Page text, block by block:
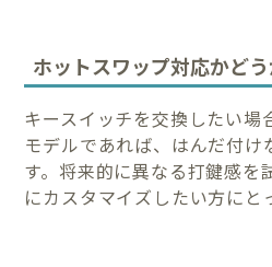
ホットスワップ対応かど
キースイッチを交換したい場
モデルであれば、はんだ付け
す。将来的に異なる打鍵感を
にカスタマイズしたい方にと